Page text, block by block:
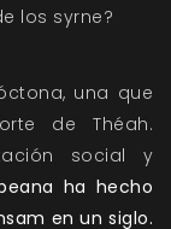
los syrne?
una que
de Théah.
social y
ha hecho
en un siglo.